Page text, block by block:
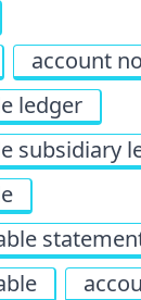
account
ledger
subsidiary